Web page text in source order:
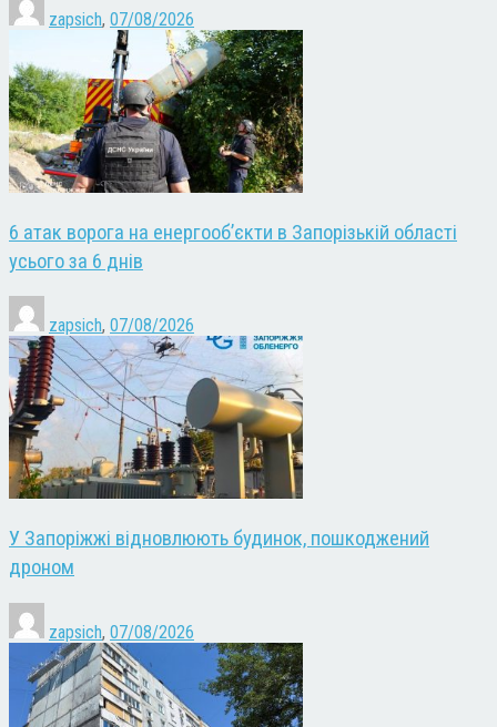
zapsich, 07/08/2026
6 атак ворога на енергооб’єкти в Запорізькій області
усього за 6 днів
zapsich, 07/08/2026
У Запоріжжі відновлюють будинок, пошкоджений
дроном
zapsich, 07/08/2026